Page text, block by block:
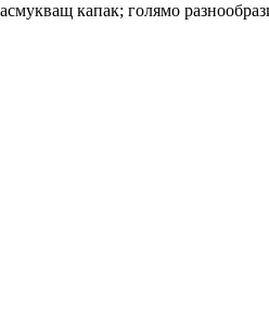
капак; голямо